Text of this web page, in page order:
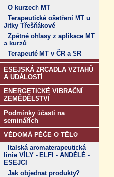
O kurzech MT
Terapeutické ošetření MT u
Jitky Třešňákové
Zpětné ohlasy z aplikace MT
a kurzů
Terapeuté MT v ČR a SR
ESEJSKÁ ZRCADLA VZTAHŮ
A UDÁLOSTÍ
ENERGETICKÉ VIBRAČNÍ
ZEMĚDĚLSTVÍ
Podmínky účasti na
seminářích
VĚDOMÁ PÉČE O TĚLO
Italská aromaterapeutická
linie VÍLY - ELFI - ANDĚLÉ -
ESEJCI
Jak objednat produkty?